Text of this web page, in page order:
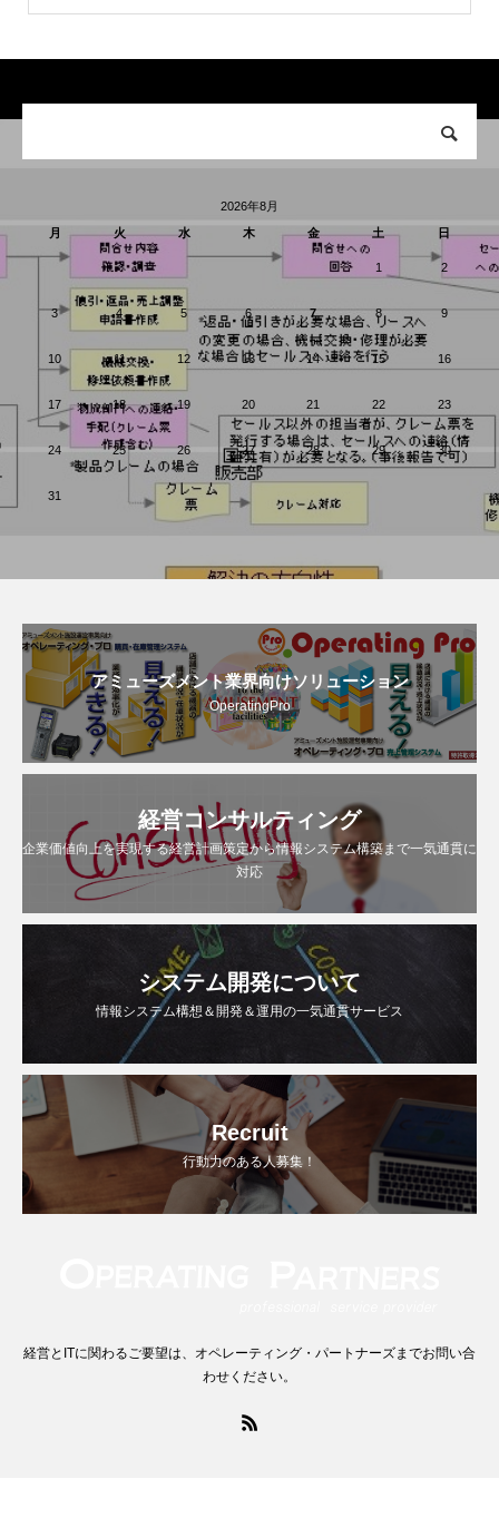
2026年8月
月
火 水 木 金 土 日
1 2
3 4 5 6 7 8 9
10 11 12 13 14 15 16
17 18 19 20 21 22 23
24 25 26 27 28 29 30
31
アミューズメント業界向けソリューション
OperatingPro
経営コンサルティング
企業価値向上を実現する経営計画策定から情報システム構築まで一気通貫に
対応
システム開発について
情報システム構想＆開発＆運用の一気通貫サービス
Recruit
行動力のある人募集！
経営とITに関わるご要望は、オペレーティング・パートナーズまでお問い合
わせください。